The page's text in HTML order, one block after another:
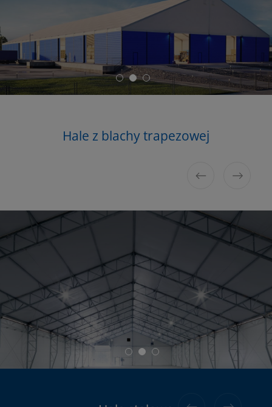
Hale plandekowe
Hale z blachy trapezowej
Hale z płyty warstwowej